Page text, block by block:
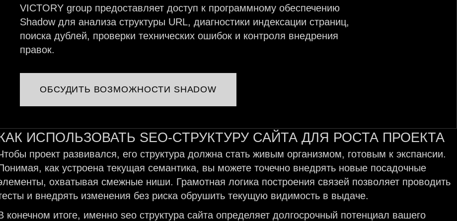
VICTORY group предоставляет доступ к программному обеспечению
Shadow для анализа структуры URL, диагностики индексации страниц,
поиска дублей, проверки технических ошибок и контроля внедрения
правок.
ОБСУДИТЬ ВОЗМОЖНОСТИ SHADOW
ИСПОЛЬЗОВАТЬ SEO-СТРУКТУРУ САЙТА ДЛЯ РОСТА ПРОЕКТА
проект развивался, его структура должна стать живым организмом, готовым к экспансии.
как устроена текущая семантика, вы можете точечно внедрять новые посадочные
охватывая смежные ниши. Грамотная логика построения связей позволяет проводить
и внедрять изменения без риска обрушить текущую видимость в выдаче.
конечном итоге, именно seo структура сайта определяет долгосрочный потенциал вашего